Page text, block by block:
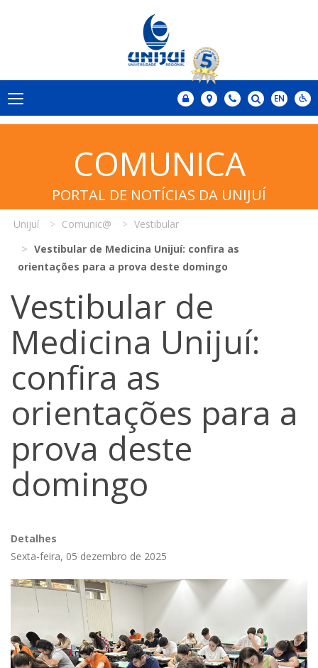
COMUNICA
PORTAL DE NOTÍCIAS DA UNIJUÍ
Unijuí Comunic@
Vestibular
Vestibular de Medicina Unijuí: confira as
orientações para a prova deste domingo
Vestibular de
Medicina Unijuí:
confira as
orientações para a
prova deste
domingo
Detalhes
Sexta-feira, 05 dezembro de 2025